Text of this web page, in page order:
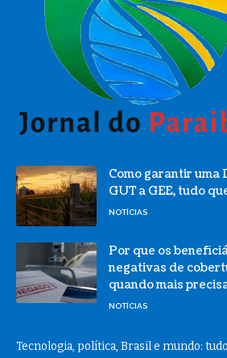
Como garantir uma
GUT a GEE, tudo
NOTÍCIAS
Por que os
negativas de
quando mais
NOTÍCIAS
Tecnologia, política, Brasil e mundo: